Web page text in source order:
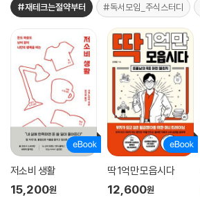
#재테크는절약부터 #독서모임_주식스터디
저소비 생활
15,200원
딱 1억만 모읍시다
12,600원